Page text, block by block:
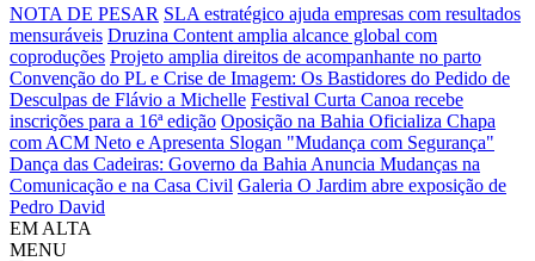
NOTA DE PESAR SLA estratégico ajuda empresas com resultados
mensuráveis Druzina Content amplia alcance global com
coproduções Projeto amplia direitos de acompanhante no parto
Convenção do PL e Crise de Imagem: Os Bastidores do Pedido de
Desculpas de Flávio a Michelle Festival Curta Canoa recebe
inscrições para a 16ª edição Oposição na Bahia Oficializa Chapa
com ACM Neto e Apresenta Slogan "Mudança com Segurança"
Dança das Cadeiras: Governo da Bahia Anuncia Mudanças na
Comunicação e na Casa Civil Galeria O Jardim abre exposição de
Pedro David
EM ALTA
MENU